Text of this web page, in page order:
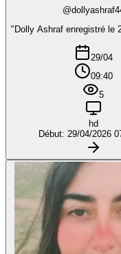
"Dolly Ashraf enregistré le
29/04
09:40
5
hd
Début: 29/04/2026